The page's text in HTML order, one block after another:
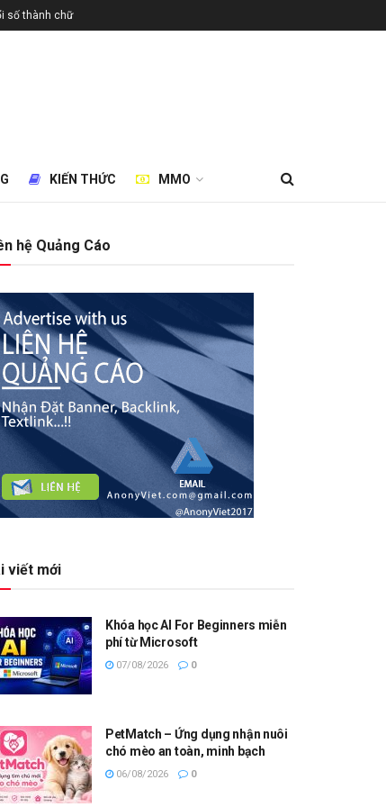
số thành chữ
KIẾN THỨC MMO
hệ Quảng Cáo
viết mới
Khóa học AI For Beginners miễn
phí từ Microsoft
07/08/2026 0
PetMatch – Ứng dụng nhận nuôi
chó mèo an toàn, minh bạch
06/08/2026 0